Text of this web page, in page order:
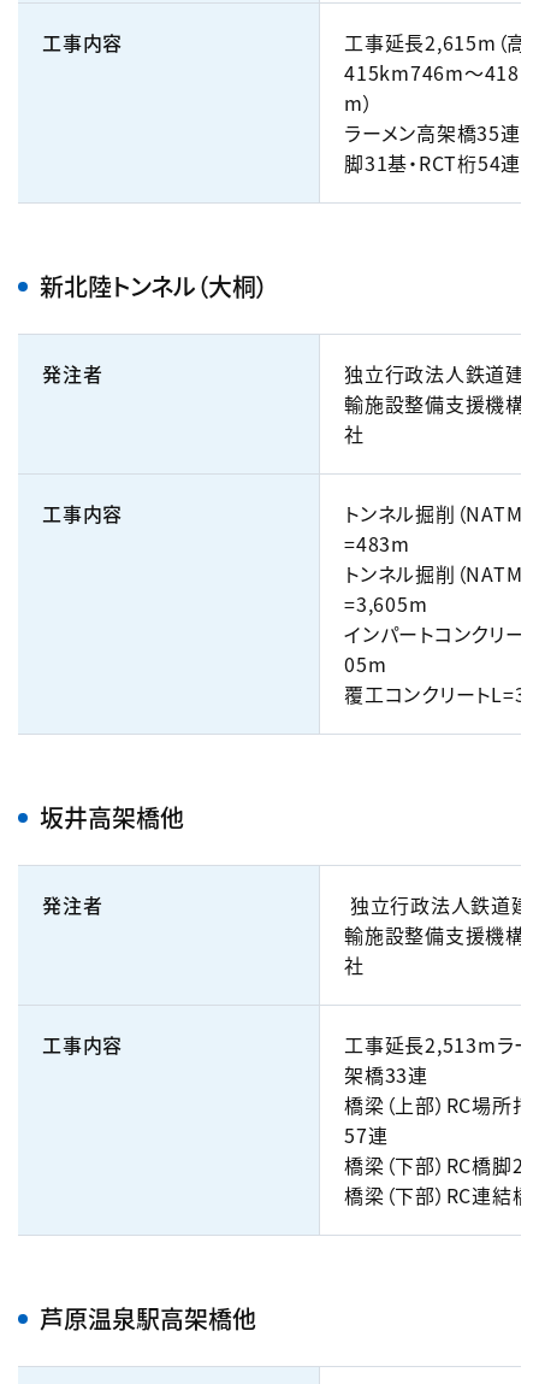
工事内容
工事延長2,615m（高
415km746m～
m）
ラーメン高架橋35連・
脚31基・RCT桁54連
新北陸トンネル（大桐）
発注者
独立行政法人鉄道建
輸施設整備支援機構
社
工事内容
トンネル掘削（NATM
=483m
トンネル掘削（NATM
=3,605m
インパートコンクリー
05m
覆工コンクリート
坂井高架橋他
発注者
独立行政法人鉄道建
輸施設整備支援機構
社
工事内容
工事延長2,513mラー
架橋33連
橋梁（上部）RC場所
57連
橋梁（下部）RC橋脚
橋梁（下部）RC連結
芦原温泉駅高架橋他